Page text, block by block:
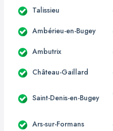
Talissieu
Ambérieu-en-Bugey
Ambutrix
Château-Gaillard
Saint-Denis-en-Bugey
Ars-sur-Formans